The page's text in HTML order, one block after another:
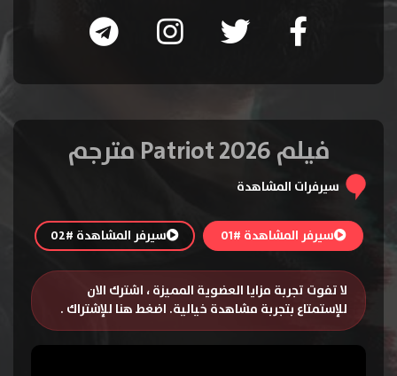
فيلم Patriot 2026 مترجم
سيرفرات المشاهدة
سيرفر المشاهدة #01 سيرفر المشاهدة #02
لا تفوت تجربة مزايا العضوية المميزة ، اشترك الان
للإستمتاع بتجربة مشاهدة خيالية. اضغط هنا للإشتراك .